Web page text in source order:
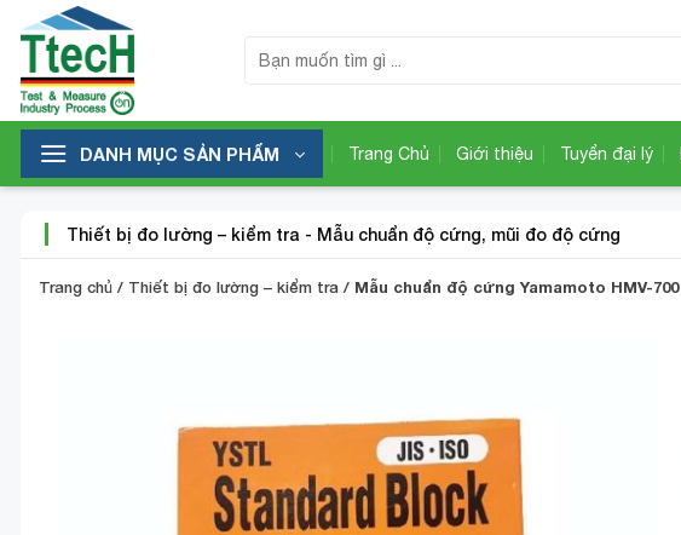
qua
nội
dung
kiếm:
DANH MỤC SẢN PHẨM Trang Chủ Giới thiệu Tuyển đại lý
Thiết bị đo lường – kiểm tra - Mẫu chuẩn độ cứng, mũi đo độ cứng
Trang chủ / Thiết bị đo lường – kiểm tra / Mẫu chuẩn độ cứng Yamamoto HMV-700